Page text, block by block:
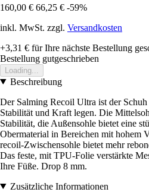
160,00 € 66,25 € -59%
inkl. MwSt. zzgl. Versandkosten
+3,31 € für Ihre nächste Bestellung
Bestellung gutgeschrieben
Loading...
Beschreibung
Der Salming Recoil Ultra ist der
Stabilität und Kraft legen. Die
Stabilität, die Außensohle bietet eine
Obermaterial in Bereichen mit hohem
recoil-Zwischensohle bietet mehr
Das feste, mit TPU-Folie verstärkte
Ihre Füße. Drop 8 mm.
Zusätzliche Informationen